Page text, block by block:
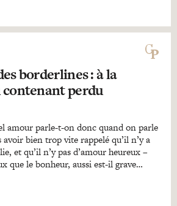
borderlines : à la
perdu
amour parle-t-on donc quand on parle
avoir bien trop vite rappelé qu’il n’y a
et qu’il n’y pas d’amour heureux –
que le bonheur, aussi est-il grave…